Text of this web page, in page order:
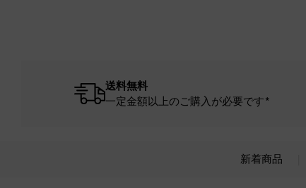
送料無料
一定金額以上のご購入が必要です*
新着商品